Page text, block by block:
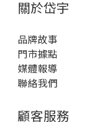
關於岱宇
品牌故事
門市據點
媒體報導
聯絡我們
顧客服務